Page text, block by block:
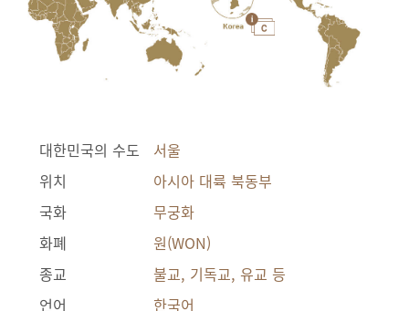
대한민국의 수도
서울
위치
아시아 대륙 북동부
국화
무궁화
화폐
원(WON)
종교
불교, 기독교, 유교 등
언어
한국어